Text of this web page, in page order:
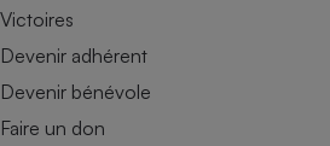
Victoires
Devenir adhérent
Devenir bénévole
Faire un don